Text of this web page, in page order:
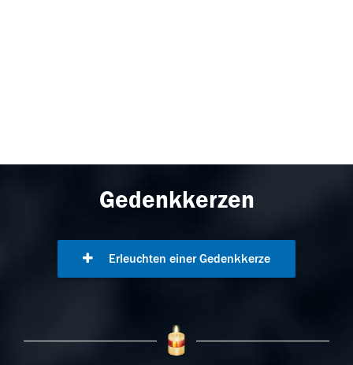
Gedenkkerzen
Erleuchten einer Gedenkkerze